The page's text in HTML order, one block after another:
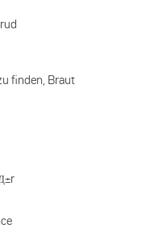
finden, Braut